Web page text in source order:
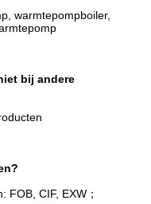
warmtepompboiler,
bij andere
CIF, EXW；